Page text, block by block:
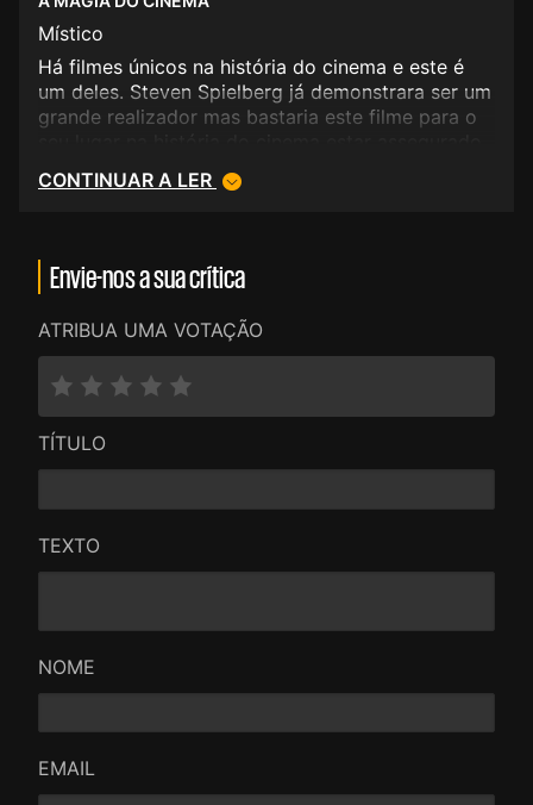
Místico
Há filmes únicos na história do cinema e este é
um deles. Steven Spielberg já demonstrara ser um
grande realizador mas bastaria este filme para o
que possível.
CONTINUAR A LER
Envie-nos a sua crítica
ATRIBUA UMA VOTAÇÃO
TÍTULO
TEXTO
NOME
EMAIL